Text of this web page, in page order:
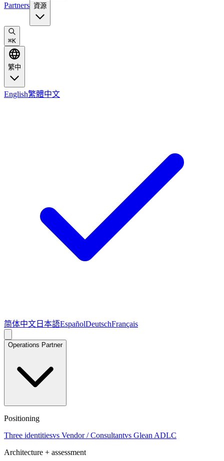
Partners 資源
⌘K
繁中
English繁體中文
简体中文 日本語EspañolDeutschFrançais
Operations Partner
Positioning
Three identitiesvs Vendor / Consultantvs Glean ADLC
Architecture + assessment